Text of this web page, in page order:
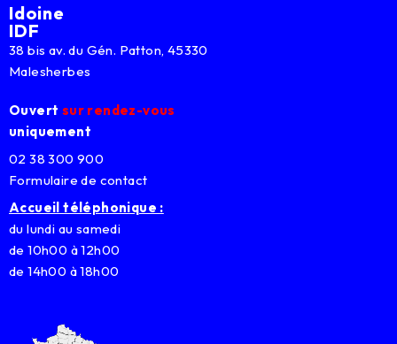
Idoine
IDF
38 bis av. du Gén. Patton, 45330
Malesherbes
Ouvert sur rendez-vous
uniquement
02 38 300 900
Formulaire de contact
Accueil téléphonique :
du lundi au samedi
de 10h00 à 12h00
de 14h00 à 18h00